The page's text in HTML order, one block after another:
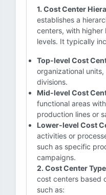
1. Cost Center
establishes a
centers, with higher
levels. It typically
Top-level Cost
organizational
divisions.
Mid-level Cost
functional areas
production lines or
Lower-level Cost
activities or
such as specific
campaigns.
2. Cost Center
cost centers based
such as: